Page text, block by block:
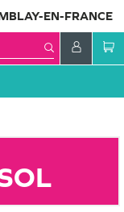
EN-FRANCE